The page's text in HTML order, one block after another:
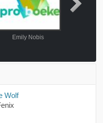
Emily Nobis
Wolf